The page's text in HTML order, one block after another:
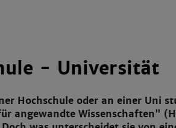
- Universität
Hochschule oder an einer Uni
angewandte Wissenschaften"